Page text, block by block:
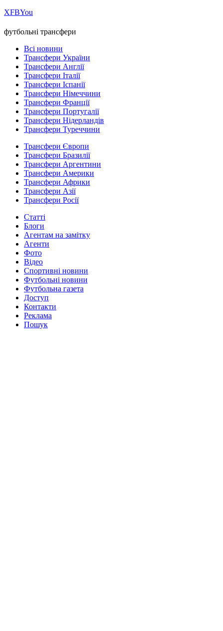
ХFBYou
футбольні трансфери
Всі новини
Трансфери України
Трансфери Англії
Трансфери Італії
Трансфери Іспанії
Трансфери Німеччини
Трансфери Франції
Трансфери Португалії
Трансфери Нідерландів
Трансфери Туреччини
Трансфери Європи
Трансфери Бразилії
Трансфери Аргентини
Трансфери Америки
Трансфери Африки
Трансфери Азії
Трансфери Росії
Статті
Блоги
Агентам на замітку
Агенти
Фото
Відео
Спортивні новини
Футбольні новини
Футбольна газета
Доступ
Контакти
Реклама
Пошук